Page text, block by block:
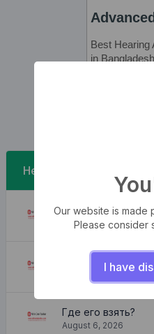
Недавние Посты
Штормы волн
August 6, 2026
Прекрасная и
August 6, 2026
Где его взять?
August 6, 2026
Our website is made
Please consider
I have